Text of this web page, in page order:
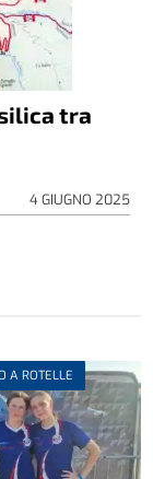
tra
4 GIUGNO 2025
A ROTELLE